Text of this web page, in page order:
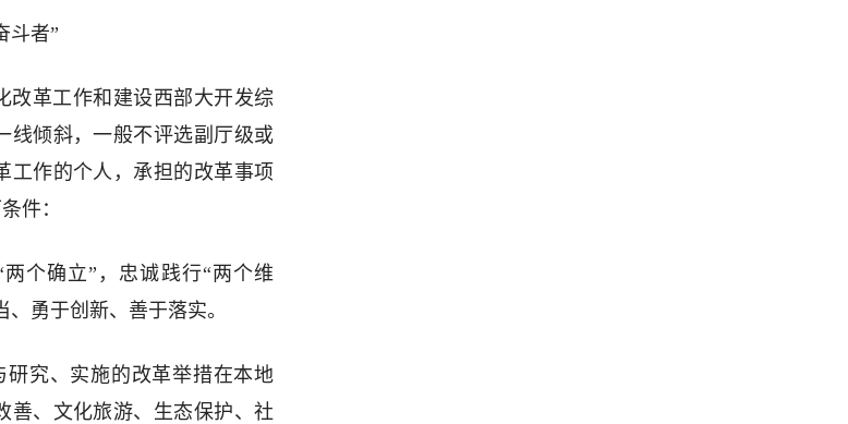
斗者”
改革工作和建设西部大开发综
线倾斜，一般不评选副厅级或
工作的个人，承担的改革事项
件：
个确立”，忠诚践行“两个维
勇于创新、善于落实。
究、实施的改革举措在本地
善、文化旅游、生态保护、社